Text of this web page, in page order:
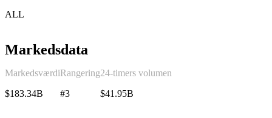
ALL
Markedsdata
Markedsværdi
$183.34B
Rangering
#3
24-timers volumen
$41.95B